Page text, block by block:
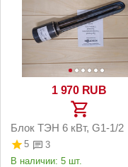
1 970 RUB
Блок ТЭН 6 кВт, G1-1/2
5
3
В наличии: 5 шт.